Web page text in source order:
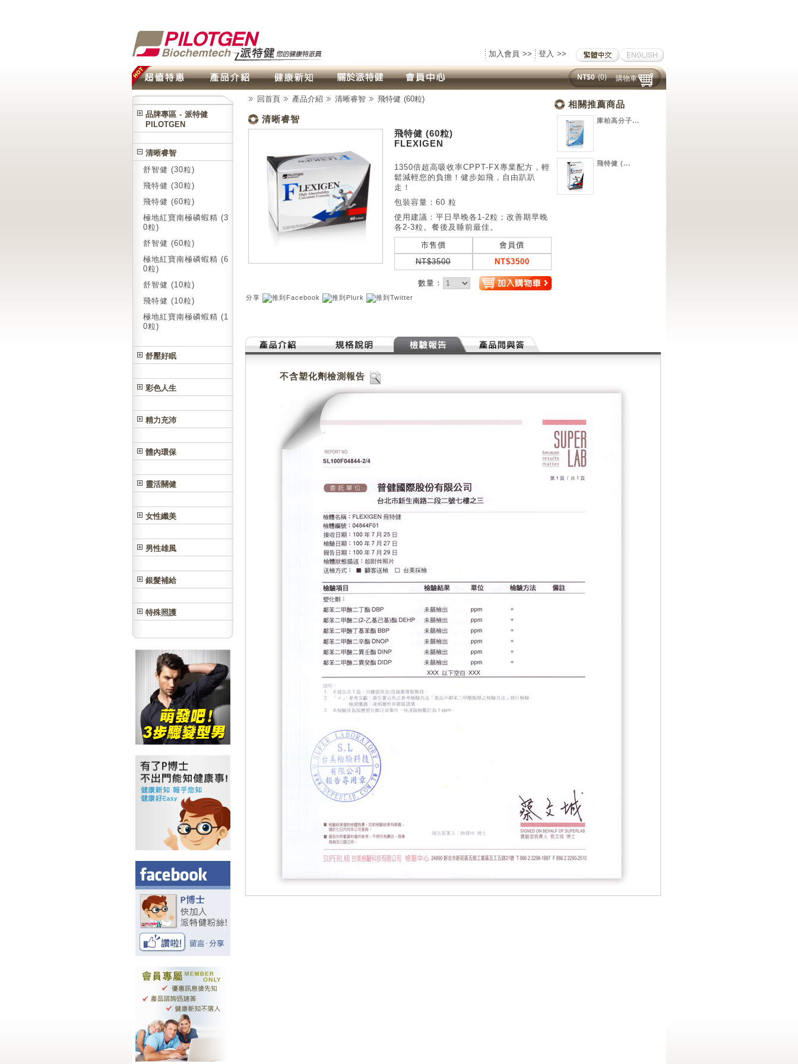
加入會員 >> 登入 >>
NT$0 (0) 購物車
品牌專區 - 派特健
PILOTGEN
清晰睿智
舒智健 (30粒)
飛特健 (30粒)
飛特健 (60粒)
極地紅寶南極磷蝦精 (3
0粒)
舒智健 (60粒)
極地紅寶南極磷蝦精 (6
0粒)
舒智健 (10粒)
飛特健 (10粒)
極地紅寶南極磷蝦精 (1
0粒)
舒壓好眠
彩色人生
精力充沛
體內環保
靈活關健
女性纖美
男性雄風
銀髮補給
特殊照護
回首頁 產品介紹 清晰睿智 飛特健 (60粒)
相關推薦商品
庫柏高分子...
飛特健 (...
清晰睿智
飛特健 (60粒)
FLEXIGEN
1350倍超高吸收率CPPT-FX專業配方，輕
鬆減輕您的負擔！健步如飛，自由趴趴
走！
包裝容量：60 粒
使用建議：平日早晚各1-2粒；改善期早晚
各2-3粒。餐後及睡前最佳。
市售價
會員價
NT$3500
NT$3500
數量：
分享
不含塑化劑檢測報告